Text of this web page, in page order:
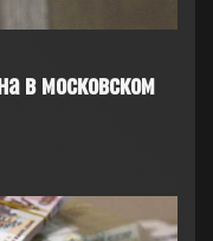
в московском